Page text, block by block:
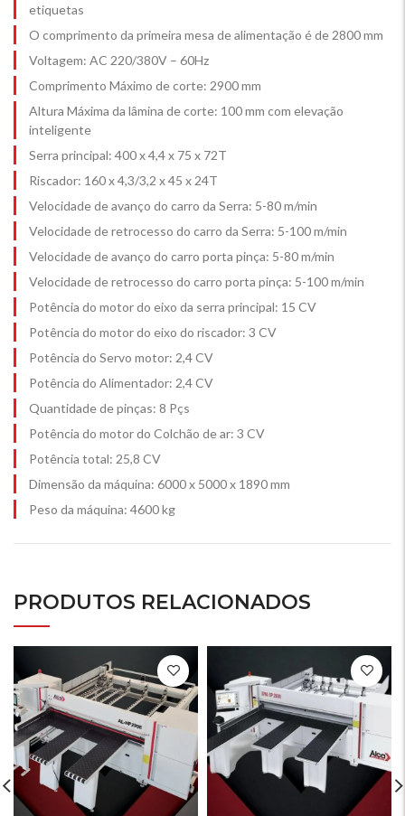
etiquetas
O comprimento da primeira mesa de alimentação é de 2800 mm
Voltagem: AC 220/380V – 60Hz
Comprimento Máximo de corte: 2900 mm
Altura Máxima da lâmina de corte: 100 mm com elevação
inteligente
Serra principal: 400 x 4,4 x 75 x 72T
Riscador: 160 x 4,3/3,2 x 45 x 24T
Velocidade de avanço do carro da Serra: 5-80 m/min
Velocidade de retrocesso do carro da Serra: 5-100 m/min
Velocidade de avanço do carro porta pinça: 5-80 m/min
Velocidade de retrocesso do carro porta pinça: 5-100 m/min
Potência do motor do eixo da serra principal: 15 CV
Potência do motor do eixo do riscador: 3 CV
Potência do Servo motor: 2,4 CV
Potência do Alimentador: 2,4 CV
Quantidade de pinças: 8 Pçs
Potência do motor do Colchão de ar: 3 CV
Potência total: 25,8 CV
Dimensão da máquina: 6000 x 5000 x 1890 mm
Peso da máquina: 4600 kg
PRODUTOS RELACIONADOS